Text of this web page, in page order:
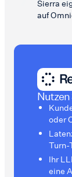
Sierra
auf
Nutzen
oder
Turn-
Ihr
eine